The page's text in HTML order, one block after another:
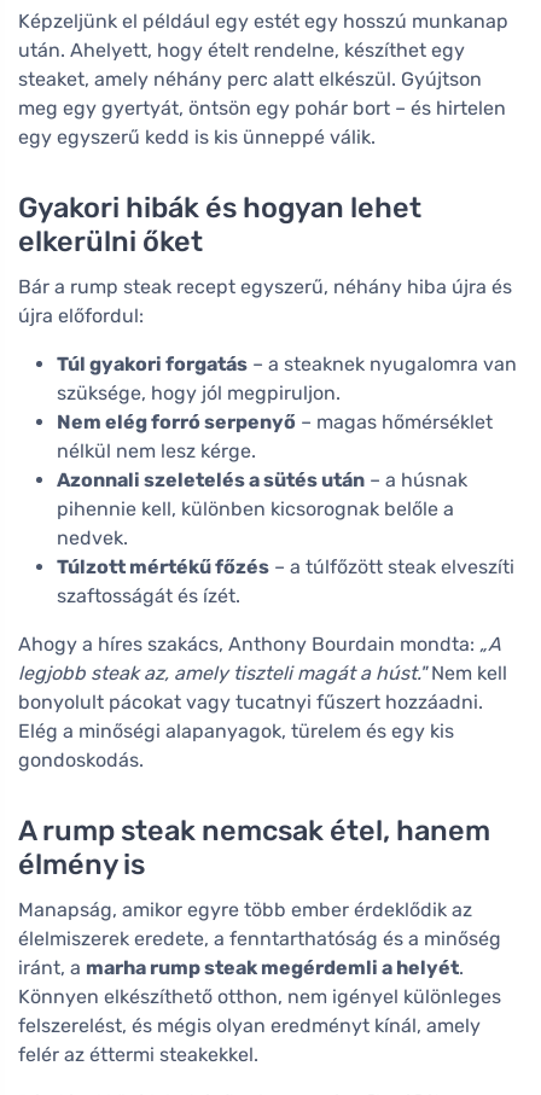
Képzeljünk el például egy estét egy hosszú munkanap
után. Ahelyett, hogy ételt rendelne, készíthet egy
steaket, amely néhány perc alatt elkészül. Gyújtson
meg egy gyertyát, öntsön egy pohár bort – és hirtelen
egy egyszerű kedd is kis ünneppé válik.
Gyakori hibák és hogyan lehet
elkerülni őket
Bár a rump steak recept egyszerű, néhány hiba újra és
újra előfordul:
Túl gyakori forgatás – a steaknek nyugalomra van
szüksége, hogy jól megpiruljon.
Nem elég forró serpenyő – magas hőmérséklet
nélkül nem lesz kérge.
Azonnali szeletelés a sütés után – a húsnak
pihennie kell, különben kicsorognak belőle a
nedvek.
Túlzott mértékű főzés – a túlfőzött steak elveszíti
szaftosságát és ízét.
Ahogy a híres szakács, Anthony Bourdain mondta: „A
legjobb steak az, amely tiszteli magát a húst."Nem kell
bonyolult pácokat vagy tucatnyi fűszert hozzáadni.
Elég a minőségi alapanyagok, türelem és egy kis
gondoskodás.
A rump steak nemcsak étel, hanem
élmény is
Manapság, amikor egyre több ember érdeklődik az
élelmiszerek eredete, a fenntarthatóság és a minőség
iránt, a marha rump steak megérdemli a helyét.
Könnyen elkészíthető otthon, nem igényel különleges
felszerelést, és mégis olyan eredményt kínál, amely
felér az éttermi steakekkel.